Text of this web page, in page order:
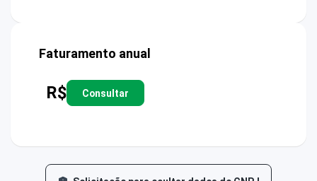
Faturamento anual
R$ Consultar